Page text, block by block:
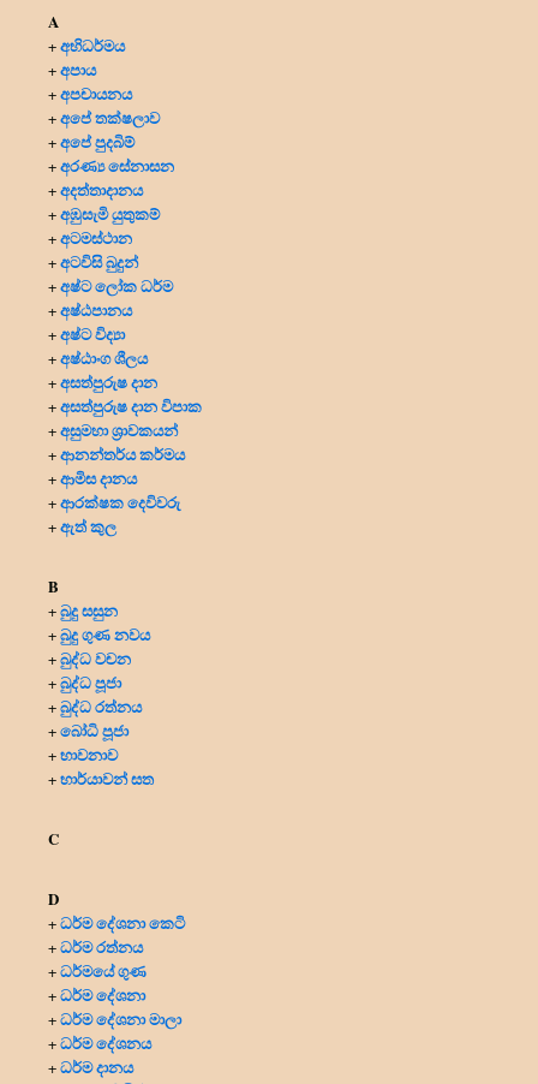
A
+අභිධර්මය
+අපාය
+අපචායනය
+අපේ තක්ෂලාව
+අපේ පුදබිම්
+අරණ්‍ය සේනාසන
+අදත්තාදානය
+අඹුසැමි යුතුකම්
+අටමස්ථාන
+අටවිසි බුදුන්
+අෂ්ට ලෝක ධර්ම
+අෂ්ඨපානය
+අෂ්ට විද්‍යා
+අෂ්ඨාංග ශීලය
+අසත්පුරුෂ දාන
+අසත්පුරුෂ දාන විපාක
+අසුමහා ශ්‍රාවකයන්
+ආනන්තර්ය කර්මය
+ආමිස දානය
+ආරක්ෂක දෙවිවරු
+ඇත් කුල
B
+බුදු සසුන
+බුදු ගුණ නවය
+බුද්ධ වචන
+බුද්ධ පූජා
+බුද්ධ රත්නය
+බෝධි පූජා
+භාවනාව
+භාර්යාවන් සත
C
D
+ධර්ම දේශනා කෙටි
+ධර්ම රත්නය
+ධර්මයේ ගුණ
+ධර්ම දේශනා
+ධර්ම දේශනා මාලා
+ධර්ම දේශනය
+ධර්ම දානය